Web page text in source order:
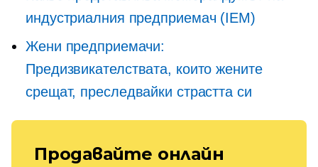
индустриалния предприемач (IEM)
Жени предприемачи:
Предизвикателствата, които жените
срещат, преследвайки страстта си
Продавайте онлайн